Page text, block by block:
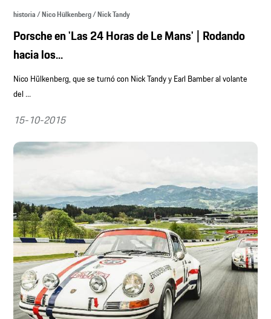
historia / Nico Hülkenberg / Nick Tandy
Porsche en 'Las 24 Horas de Le Mans' | Rodando
hacia los...
Nico Hülkenberg, que se turnó con Nick Tandy y Earl Bamber al volante
del ...
15-10-2015